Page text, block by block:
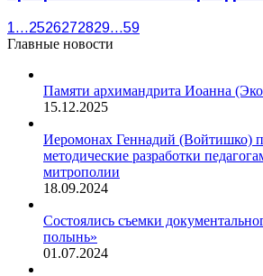
1…2526272829…59
Главные новости
Памяти архимандрита Иоанна
15.12.2025
Иеромонах Геннадий (Войтишко)
методические разработки
митрополии
18.09.2024
Состоялись съемки
полынь»
01.07.2024